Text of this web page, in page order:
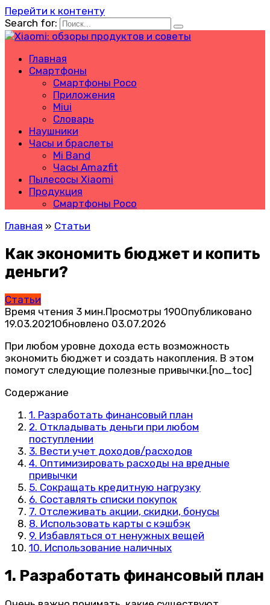
Перейти к контенту
Search for:
Главная
Смартфоны
Смартфоны Poco
Приложения
Miui
Словарь
Наушники
Часы и браслеты
Mi Band
Часы Amazfit
Пылесосы Xiaomi
Продукция
Смартфоны Poco
Главная » Статьи
Как экономить бюджет и копить
деньги?
Статьи
Время чтения 3 мин.Просмотры 190Опубликовано
19.03.2021Обновлено 03.07.2026
При любом уровне дохода есть возможность
экономить бюджет и создать накопления. В этом
помогут следующие полезные привычки.[no_toc]
Содержание
1. Разработать финансовый план
2. Откладывать деньги при любом
поступлении
3. Вести учет доходов/расходов
4. Оптимизировать расходы на вредные
привычки
5. Сокращать кредитную нагрузку
6. Составлять списки покупок
7. Отслеживать акции, скидки, бонусы
8. Использовать карты с кэшбэк
9. Избавляться от ненужных вещей
10. Использование наличных
1. Разработать финансовый план